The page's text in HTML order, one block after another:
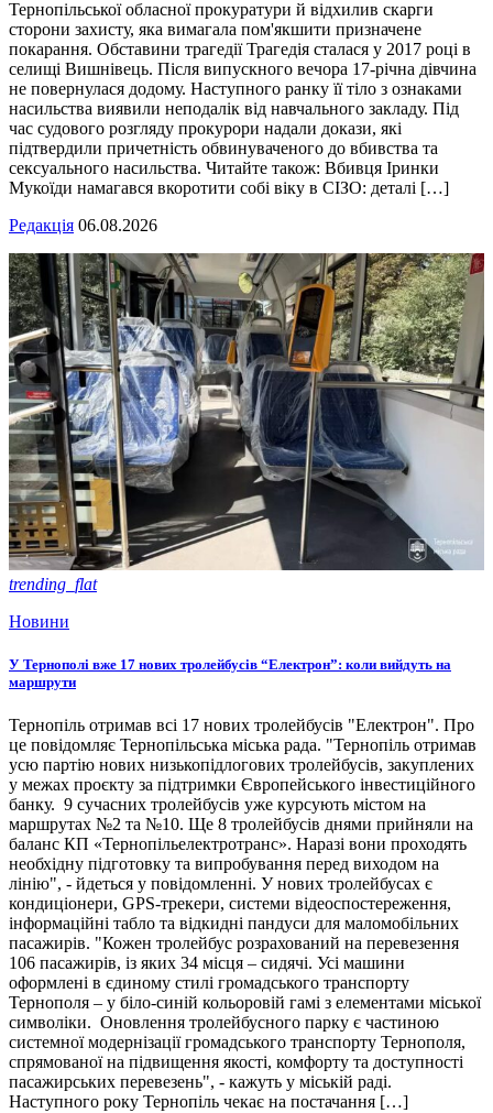
Тернопільської обласної прокуратури й відхилив скарги
сторони захисту, яка вимагала пом'якшити призначене
покарання. Обставини трагедії Трагедія сталася у 2017 році в
селищі Вишнівець. Після випускного вечора 17-річна дівчина
не повернулася додому. Наступного ранку її тіло з ознаками
насильства виявили неподалік від навчального закладу. Під
час судового розгляду прокурори надали докази, які
підтвердили причетність обвинуваченого до вбивства та
сексуального насильства. Читайте також: Вбивця Іринки
Мукоїди намагався вкоротити собі віку в СІЗО: деталі […]
Редакція 06.08.2026
trending_flat
Новини
У Тернополі вже 17 нових тролейбусів “Електрон”: коли вийдуть на
маршрути
Тернопіль отримав всі 17 нових тролейбусів "Електрон". Про
це повідомляє Тернопільська міська рада. "Тернопіль отримав
усю партію нових низькопідлогових тролейбусів, закуплених
у межах проєкту за підтримки Європейського інвестиційного
банку. 9 сучасних тролейбусів уже курсують містом на
маршрутах №2 та №10. Ще 8 тролейбусів днями прийняли на
баланс КП «Тернопільелектротранс». Наразі вони проходять
необхідну підготовку та випробування перед виходом на
лінію", - йдеться у повідомленні. У нових тролейбусах є
кондиціонери, GPS-трекери, системи відеоспостереження,
інформаційні табло та відкидні пандуси для маломобільних
пасажирів. "Кожен тролейбус розрахований на перевезення
106 пасажирів, із яких 34 місця – сидячі. Усі машини
оформлені в єдиному стилі громадського транспорту
Тернополя – у біло-синій кольоровій гамі з елементами міської
символіки. Оновлення тролейбусного парку є частиною
системної модернізації громадського транспорту Тернополя,
спрямованої на підвищення якості, комфорту та доступності
пасажирських перевезень", - кажуть у міській раді.
Наступного року Тернопіль чекає на постачання […]